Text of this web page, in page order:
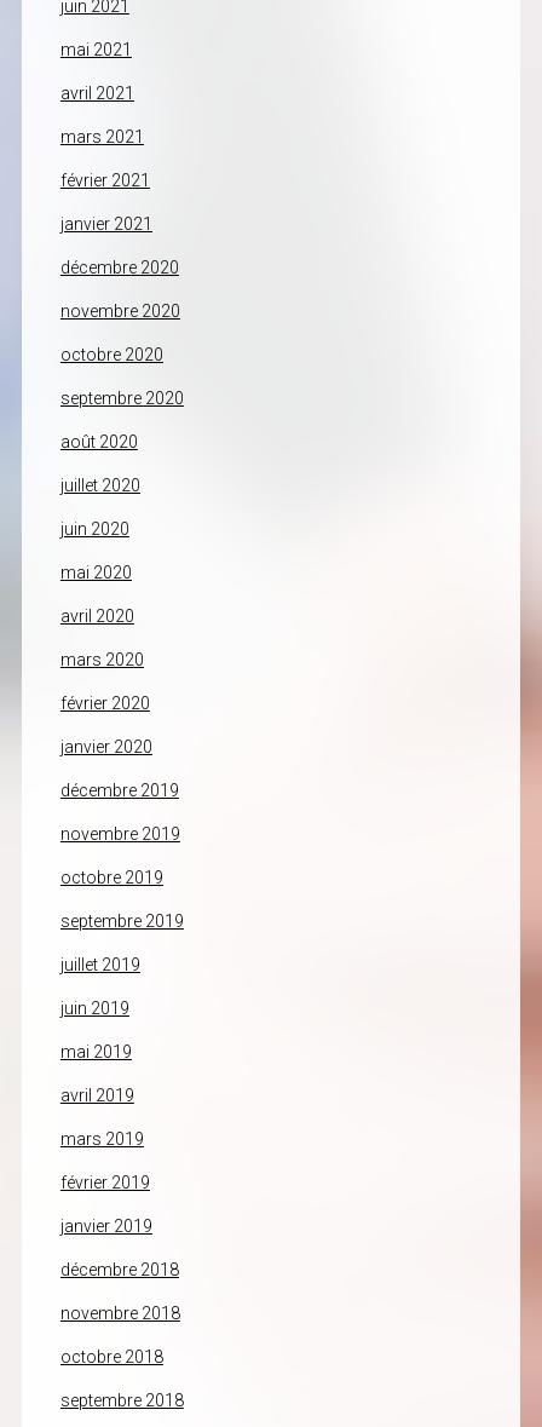
juin 2021
mai 2021
avril 2021
mars 2021
février 2021
janvier 2021
décembre 2020
novembre 2020
octobre 2020
septembre 2020
août 2020
juillet 2020
juin 2020
mai 2020
avril 2020
mars 2020
février 2020
janvier 2020
décembre 2019
novembre 2019
octobre 2019
septembre 2019
juillet 2019
juin 2019
mai 2019
avril 2019
mars 2019
février 2019
janvier 2019
décembre 2018
novembre 2018
octobre 2018
septembre 2018